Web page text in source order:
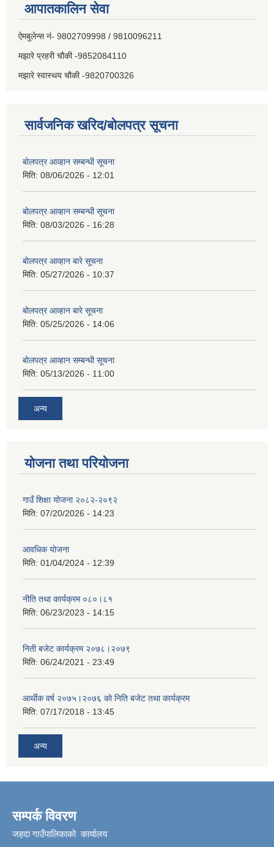
आपातकालिन सेवा
ऐमबुलेन्स नं- 9802709998 / 9810096211
मझारे प्रहरी चौकी -9852084110
मझारे स्वास्थय चौकी -9820700326
सार्वजनिक खरिद/बोलपत्र सूचना
बोलपत्र आव्हान सम्बन्धी सूचना
मिति: 08/06/2026 - 12:01
बोलपत्र आव्हान सम्बन्धी सूचना
मिति: 08/03/2026 - 16:28
बोलपत्र आव्हान बारे सूचना
मिति: 05/27/2026 - 10:37
बोलपत्र आव्हान बारे सूचना
मिति: 05/25/2026 - 14:06
बोलपत्र आव्हान सम्बन्धी सूचना
मिति: 05/13/2026 - 11:00
अन्य
योजना तथा परियोजना
गाउँ शिक्षा योजना २०८२-२०९२
मिति: 07/20/2026 - 14:23
आवधिक योजना
मिति: 01/04/2024 - 12:39
नीति तथा कार्यक्रम ०८०।८१
मिति: 06/23/2023 - 14:15
निती बजेट कार्यक्रम २०७८।२०७९
मिति: 06/24/2021 - 23:49
आर्थीक वर्ष २०७५।२०७६ को निति बजेट तथा कार्यक्रम
मिति: 07/17/2018 - 13:45
अन्य
सम्पर्क विवरण
जहदा गाउँपालिकाको कार्यालय